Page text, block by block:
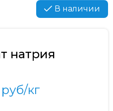
В наличии
натрия
руб/кг